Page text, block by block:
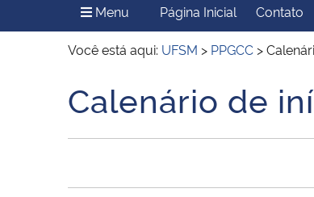
Ministério do Meio Ambiente Ministério do
Secretaria de Governo
Gabinete de
Menu Menu Principal do Sítio
Página Inicial Contato
Você está aqui: UFSM > PPGCC >
Início do conteúdo
Calenário de